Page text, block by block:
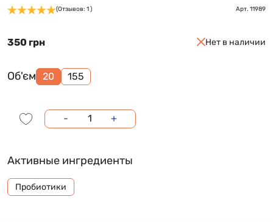
(Отзывов: 1 ) Арт. 11989
350 грн Нет в наличии
Об'єм 20 155
- +
Активные ингредиенты
Пробиотики